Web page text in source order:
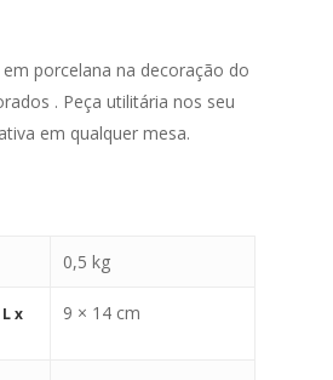
porcelana na decoração do
. Peça utilitária nos seu
em qualquer mesa.
0,5 kg
x
9 × 14 cm